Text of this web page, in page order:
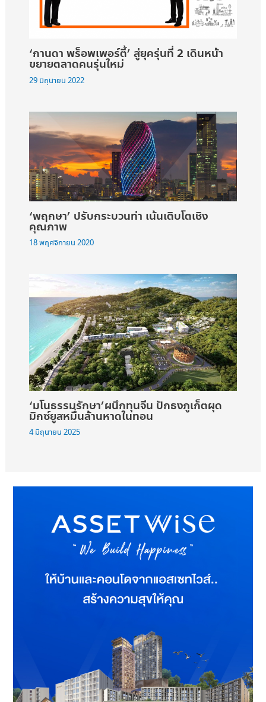
‘กานดา พร็อพเพอร์ตี้’ สู่ยุครุ่นที่ 2 เดินหน้า
ขยายตลาดคนรุ่นใหม่
29 มิถุนายน 2022
‘พฤกษา’ ปรับกระบวนท่า เน้นเติบโตเชิง
คุณภาพ
18 พฤศจิกายน 2020
‘มโนธรรมรักษา’ผนึกทุนจีน ปักธงภูเก็ตผุด
มิกซ์ยูสหมื่นล้านหาดในทอน
4 มิถุนายน 2025